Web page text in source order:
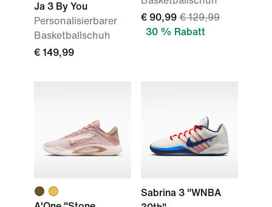
Ja 3 By You
Personalisierbarer
Basketballschuh
€ 149,99
€ 90,99 € 129,99
30 % Rabatt
Sabrina 3 "WNBA